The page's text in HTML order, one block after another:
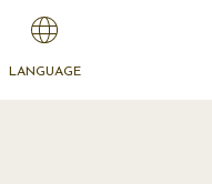
LANGUAGE